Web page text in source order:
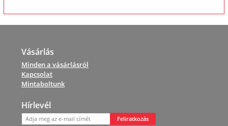
Vásárlás
Minden a vásárlásról
Kapcsolat
Mintaboltunk
Hírlevél
Feliratkozás